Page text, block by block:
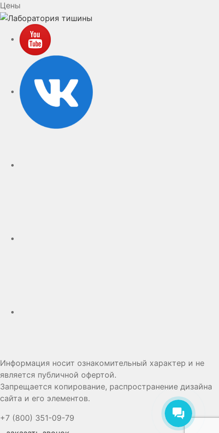
Цены
Информация носит ознакомительный характер и не
является публичной офертой.
Запрещается копирование, распространение дизайна
сайта и его элементов.
+7 (800) 351-09-79